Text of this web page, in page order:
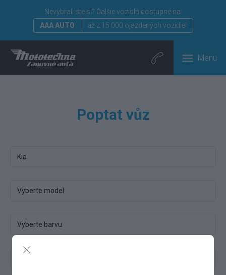
Nevybrali ste si? Ďalšie vozidlá dostupné na:
AAA AUTO
až z 15 000 ojazdených vozidiel
Menu
Poptat vůz